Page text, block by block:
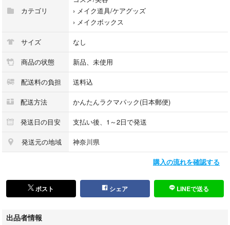
【24時間以内発送＆匿名配送】
お急ぎの方も安心です。ご購入後、すぐに発送準備させて頂きます。
​■ 商品について
上品なツイード調のデザインがおしゃれな、大容量のバニティ型メイクポ
ーチです。
広口設計で中身が見やすく、かさばるコスメやスキンケアボトルもすっき
りと収納できます。持ち手付きなので、自宅での普段使いはもちろん、旅
行や出張への持ち運びにも便利です。
​■ 特徴
​大容量＆広口収納: ガバッと大きく開くので、忙しい朝でもお目当てのコ
ァスナーがアクセントになった上品なデザインです。
​しっかりとした持ち手が付いており、使い勝手がいいポーチです。
カテゴリ
› メイク道具/ケアグッズ
› メイクボックス
サイズ なし
商品の状態 新品、未使用
配送料の負担 送料込
配送方法 かんたんラクマパック(日本郵便)
発送日の目安 支払い後、1～2日で発送
発送元の地域 神奈川県
購入の流れを確認する
ポスト シェア LINEで送る
出品者情報